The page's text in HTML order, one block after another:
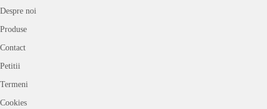
Despre noi
Produse
Contact
Petitii
Termeni
Cookies